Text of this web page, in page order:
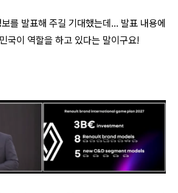
를 발표해 주길 기대했는데... 발표 내용에
국이 역할을 하고 있다는 말이구요!